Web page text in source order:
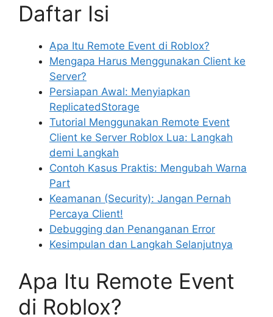
Daftar Isi
Apa Itu Remote Event di Roblox?
Mengapa Harus Menggunakan Client ke
Server?
Persiapan Awal: Menyiapkan
ReplicatedStorage
Tutorial Menggunakan Remote Event
Client ke Server Roblox Lua: Langkah
demi Langkah
Contoh Kasus Praktis: Mengubah Warna
Part
Keamanan (Security): Jangan Pernah
Percaya Client!
Debugging dan Penanganan Error
Kesimpulan dan Langkah Selanjutnya
Apa Itu Remote Event
di Roblox?